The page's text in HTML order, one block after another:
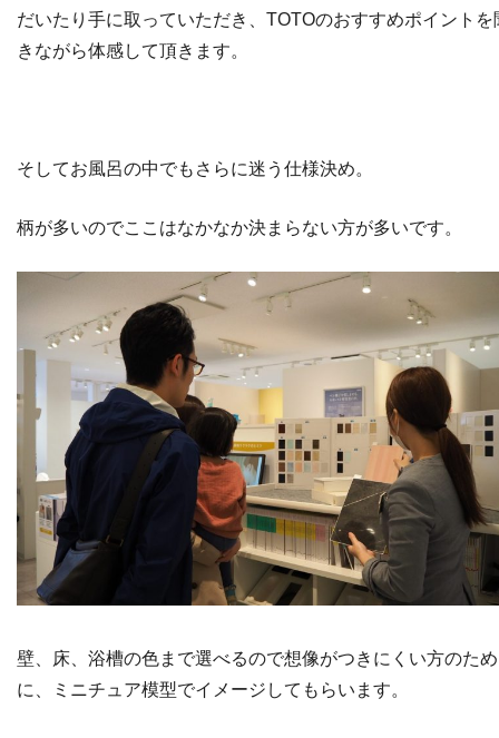
だいたり手に取っていただき、TOTOのおすすめポイントを
きながら体感して頂きます。
そしてお風呂の中でもさらに迷う仕様決め。
柄が多いのでここはなかなか決まらない方が多いです。
壁、床、浴槽の色まで選べるので想像がつきにくい方のため
に、ミニチュア模型でイメージしてもらいます。